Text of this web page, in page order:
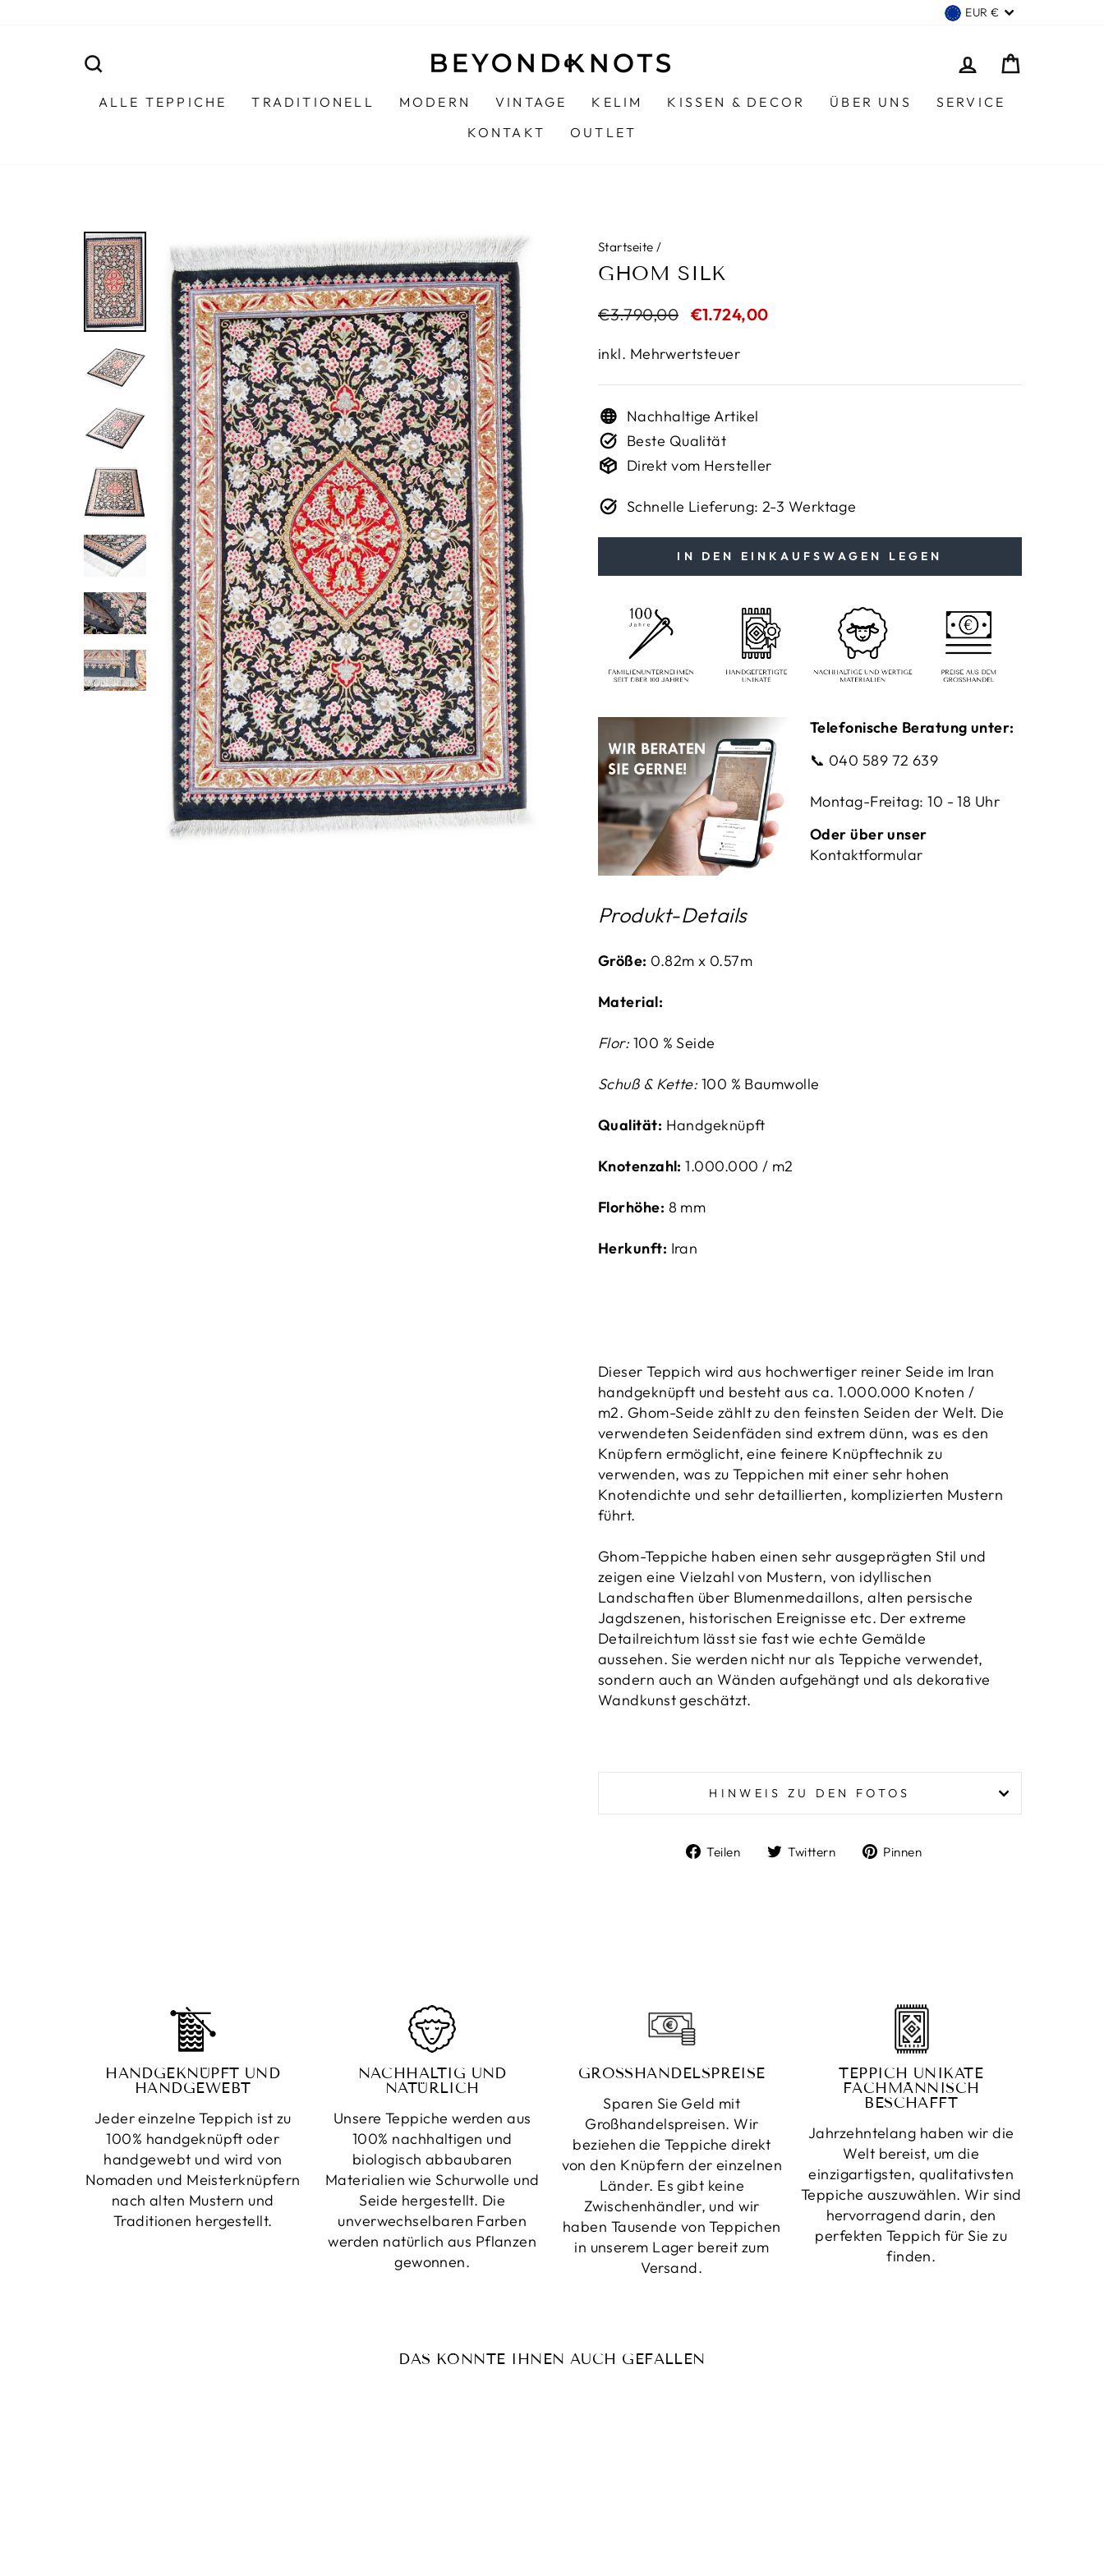
WÄHRUNG
EUR €
EINLOGGEN
ALLE TEPPICHE TRADITIONELL MODERN VINTAGE KELIM KISSEN & DECOR ÜBER UNS
SERVICE
KONTAKT
OUTLET
Startseite /
GHOM SILK
Normaler
€3.790,00 Sonderpreis
€1.724,00
inkl. Mehrwertsteuer
Nachhaltige Artikel
Beste Qualität
Direkt vom Hersteller
Schnelle Lieferung: 2-3 Werktage
IN DEN EINKAUFSWAGEN LEGEN
Telefonische Beratung unter:
📞 040 589 72 639
Montag-Freitag: 10 - 18 Uhr
Oder über unser
Kontaktformular
Produkt-Details
Größe: 0.82m x 0.57m
Material:
Flor: 100 % Seide
Schuß & Kette: 100 % Baumwolle
Qualität: Handgeknüpft
Knotenzahl: 1.000.000 / m2
Florhöhe: 8 mm
Herkunft: Iran
Dieser Teppich wird aus hochwertiger reiner Seide im Iran
handgeknüpft und besteht aus ca. 1.000.000 Knoten /
m2. Ghom-Seide zählt zu den feinsten Seiden der Welt. Die
verwendeten Seidenfäden sind extrem dünn, was es den
Knüpfern ermöglicht, eine feinere Knüpftechnik zu
verwenden, was zu Teppichen mit einer sehr hohen
Knotendichte und sehr detaillierten, komplizierten Mustern
führt.
Ghom-Teppiche haben einen sehr ausgeprägten Stil und
zeigen eine Vielzahl von Mustern, von idyllischen
Landschaften über Blumenmedaillons, alten persische
Jagdszenen, historischen Ereignisse etc. Der extreme
Detailreichtum lässt sie fast wie echte Gemälde
aussehen. Sie werden nicht nur als Teppiche verwendet,
sondern auch an Wänden aufgehängt und als dekorative
Wandkunst geschätzt.
HINWEIS ZU DEN FOTOS
Teilen
Auf
Twittern
Auf
Pinnen
HANDGEKNÜPFT UND
HANDGEWEBT
Jeder einzelne Teppich ist zu
100% handgeknüpft oder
handgewebt und wird von
Nomaden und Meisterknüpfern
nach alten Mustern und
Traditionen hergestellt.
NACHHALTIG UND
NATÜRLICH
Unsere Teppiche werden aus
100% nachhaltigen und
biologisch abbaubaren
Materialien wie Schurwolle und
Seide hergestellt. Die
unverwechselbaren Farben
werden natürlich aus Pflanzen
gewonnen.
GROSSHANDELSPREISE
Sparen Sie Geld mit
Großhandelspreisen. Wir
beziehen die Teppiche direkt
von den Knüpfern der einzelnen
Länder. Es gibt keine
Zwischenhändler, und wir
haben Tausende von Teppichen
in unserem Lager bereit zum
Versand.
TEPPICH UNIKATE
FACHMÄNNISCH
BESCHAFFT
Jahrzehntelang haben wir die
Welt bereist, um die
einzigartigsten, qualitativsten
Teppiche auszuwählen. Wir sind
hervorragend darin, den
perfekten Teppich für Sie zu
finden.
DAS KÖNNTE IHNEN AUCH GEFALLEN